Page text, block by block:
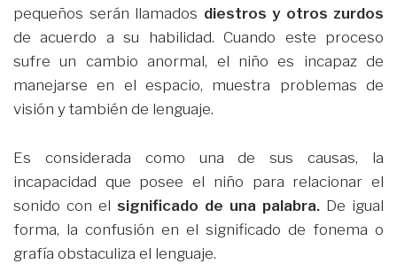
pequeños serán llamados diestros y otros zurdos
de acuerdo a su habilidad. Cuando este proceso
sufre un cambio anormal, el niño es incapaz de
manejarse en el espacio, muestra problemas de
visión y también de lenguaje.
Es considerada como una de sus causas, la
incapacidad que posee el niño para relacionar el
sonido con el significado de una palabra. De igual
forma, la confusión en el significado de fonema o
grafía obstaculiza el lenguaje.